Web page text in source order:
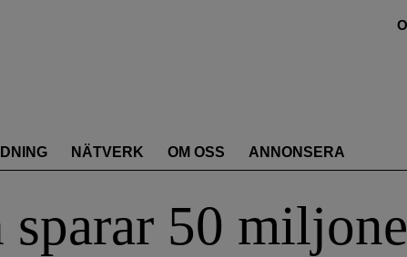
NÄTVERK OM OSS ANNONSERA
sparar 50